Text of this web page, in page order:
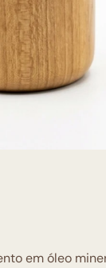
em óleo